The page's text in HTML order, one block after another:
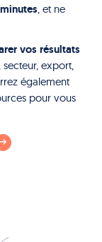
, et ne
vos résultats
export,
également
pour vous